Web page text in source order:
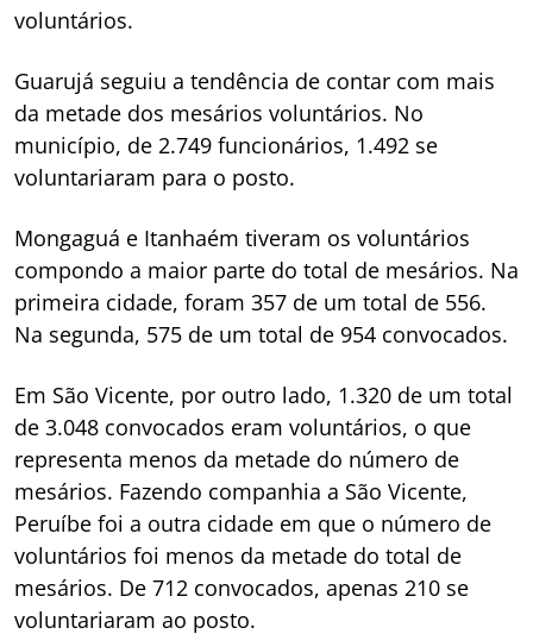
voluntários.
Guarujá seguiu a tendência de contar com mais
da metade dos mesários voluntários. No
município, de 2.749 funcionários, 1.492 se
voluntariaram para o posto.
Mongaguá e Itanhaém tiveram os voluntários
compondo a maior parte do total de mesários. Na
primeira cidade, foram 357 de um total de 556.
Na segunda, 575 de um total de 954 convocados.
Em São Vicente, por outro lado, 1.320 de um total
de 3.048 convocados eram voluntários, o que
representa menos da metade do número de
mesários. Fazendo companhia a São Vicente,
Peruíbe foi a outra cidade em que o número de
voluntários foi menos da metade do total de
mesários. De 712 convocados, apenas 210 se
voluntariaram ao posto.